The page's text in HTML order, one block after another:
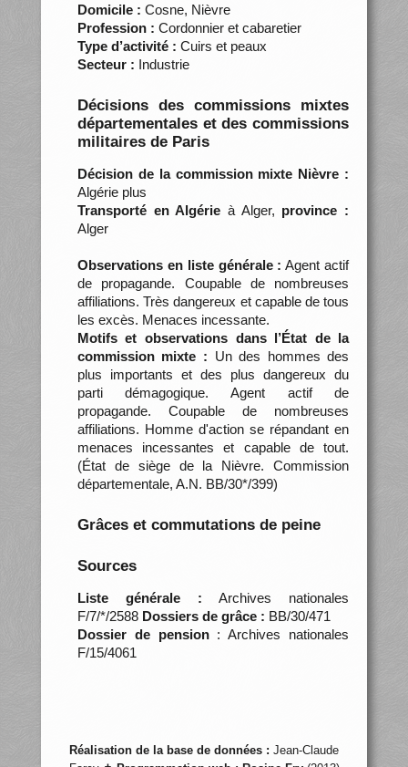
Domicile : Cosne, Nièvre
Profession : Cordonnier et cabaretier
Type d’activité : Cuirs et peaux
Secteur : Industrie
Décisions des commissions mixtes
départementales et des commissions
militaires de Paris
Décision de la commission mixte Nièvre :
Algérie plus
Transporté en Algérie à Alger, province :
Alger
Observations en liste générale : Agent actif
de propagande. Coupable de nombreuses
affiliations. Très dangereux et capable de tous
les excès. Menaces incessante.
Motifs et observations dans l’État de la
commission mixte : Un des hommes des
plus importants et des plus dangereux du
parti démagogique. Agent actif de
propagande. Coupable de nombreuses
affiliations. Homme d'action se répandant en
menaces incessantes et capable de tout.
(État de siège de la Nièvre. Commission
départementale, A.N. BB/30*/399)
Grâces et commutations de peine
Sources
Liste générale : Archives nationales
F/7/*/2588 Dossiers de grâce : BB/30/471
Dossier de pension: Archives nationales
F/15/4061
Réalisation de la base de données : Jean-Claude